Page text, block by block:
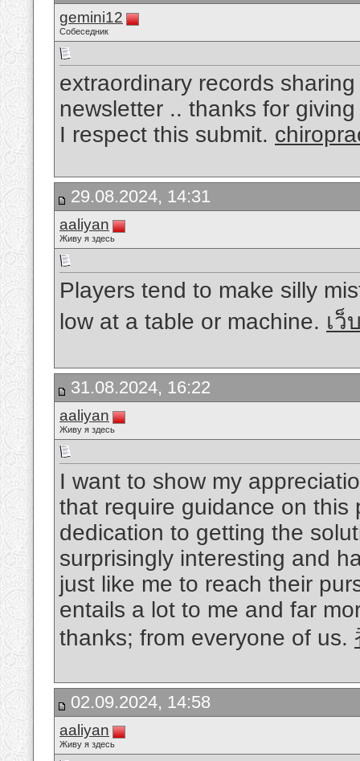
gemini12
Собеседник
extraordinary records
newsletter .. thanks for
I respect this submit.
29.08.2024, 14:31
aaliyan
Живу я здесь
Players tend to make silly
low at a table or machine. เว็
31.08.2024, 16:22
aaliyan
Живу я здесь
I want to show my
that require guidance on this
dedication to getting the
surprisingly interesting and
just like me to reach their
entails a lot to me and far
thanks; from everyone of us.
02.09.2024, 14:58
aaliyan
Живу я здесь